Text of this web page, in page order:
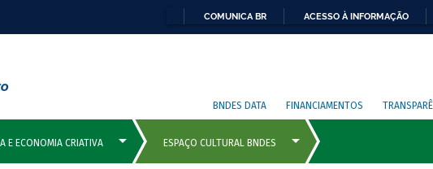
COMUNICA BR ACESSO À INFORMAÇÃO
BNDES DATA FINANCIAMENTOS